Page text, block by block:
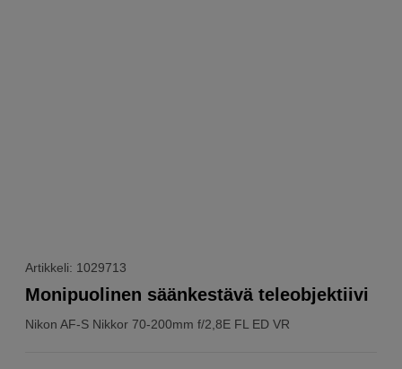
Artikkeli: 1029713
Nikon AF-S Nikkor 70-200mm f/2,8E FL ED VR
Monipuolinen säänkestävä teleobjektiivi